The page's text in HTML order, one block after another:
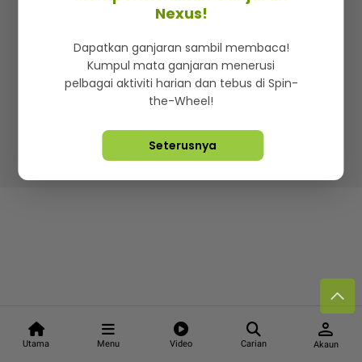
Utama Menu Video Carian
person
Akaun
Iklan di SMG360
Terma & Syarat Dasar Privasi
Lebih hot, viral dan sensasi
Hakcipta Terpelihara ©2026. Star Media Group Berhad
Nexus!
Dapatkan ganjaran sambil membaca!
Kumpul mata ganjaran menerusi
pelbagai aktiviti harian dan tebus di Spin-
the-Wheel!
Seterusnya